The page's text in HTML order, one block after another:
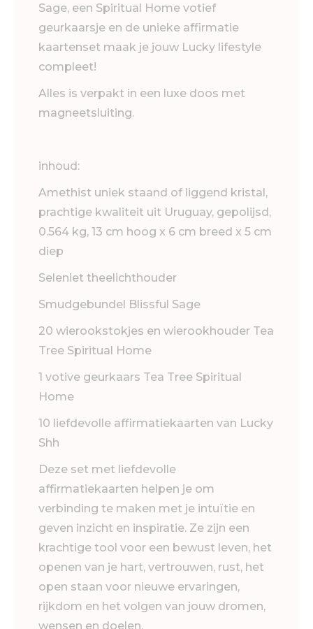
Sage, een Spiritual Home votief
geurkaarsje en de unieke affirmatie
kaartenset maak je jouw Lucky lifestyle
compleet!
Alles is verpakt in een luxe doos met
magneetsluiting.
inhoud:
Amethist uniek staand of liggend kristal,
prachtige kwaliteit uit Uruguay, gepolijsd,
0.564 kg, 13 cm hoog x 6 cm breed x 5 cm
diep
Seleniet theelichthouder
Smudgebundel Blissful Sage
20 wierookstokjes en wierookhouder Tea
Tree Spiritual Home
1 votive geurkaars Tea Tree Spiritual
Home
10 liefdevolle affirmatiekaarten van Lucky
Shh
Deze set met liefdevolle
affirmatiekaarten helpen je om
verbinding te maken met je intuïtie en
geven inzicht en inspiratie. Ze zijn een
krachtige tool voor een bewust leven, het
openen van je hart, vertrouwen, rust, het
open staan voor nieuwe ervaringen,
rijkdom en het volgen van jouw dromen,
wensen en doelen.